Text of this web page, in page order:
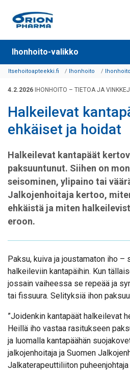
Siirry sisältöön
Ihonhoito-valikko
Itsehoitoapteekki.fi Ihonhoito
4.2.2026 IHONHOITO – TIETOA JA
Halkeilevat
ehkäiset ja hoidat
Halkeilevat kantapäät
paksuuntunut. Siihen on
seisominen, ylipaino tai
Jalkojenhoitaja kertoo,
ehkäistä ja miten
eroon.
Paksu, kuiva ja joustamaton iho –
halkeileviin kantapäihin. Kun
jossain vaiheessa se repeää ja
tai fissuura. Selityksiä ihon
”Joidenkin kantapäät halkeilevat
Heillä iho vastaa rasitukseen
ja luomalla kantapäähän
jalkojenhoitaja ja Suomen
Jalkaterapeuttiliiton puheenjohtaja